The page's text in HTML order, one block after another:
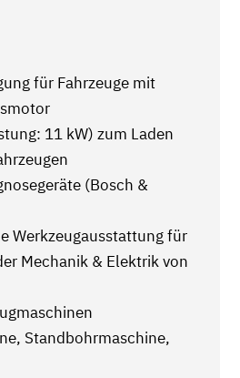
für Fahrzeuge mit
11 kW) zum Laden
(Bosch &
Werkzeugausstattung für
Mechanik & Elektrik von
Standbohrmaschine,